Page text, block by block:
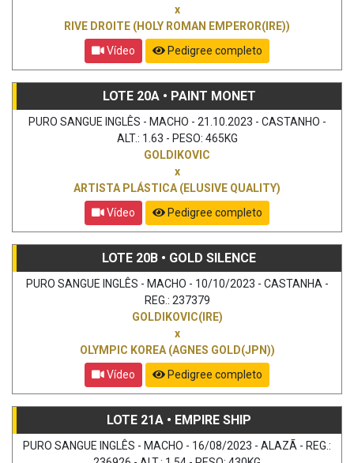
x
RIVE DROITE (HOLY ROMAN EMPEROR(IRE))
Vídeo
Pedigree completo
LOTE 20A • PAINT MONET
PURO SANGUE INGLÊS - MACHO - 21.10.2023 - CASTANHO -
ALT.: 1.63 - PESO: 465KG
GOLDIKOVIC
x
ARTISTA PLÁSTICA (ELUSIVE QUALITY)
Vídeo
Pedigree completo
LOTE 20B • GOLD SILENCE
PURO SANGUE INGLÊS - MACHO - 10/10/2023 - CASTANHA -
REG.: 237379
GOLDIKOVIC(IRE)
x
OLYMPIC KOREA (AGNES GOLD(JPN))
Vídeo
Pedigree completo
LOTE 21A • EMPIRE SHIP
PURO SANGUE INGLÊS - MACHO - 16/08/2023 - ALAZÃ - REG.: